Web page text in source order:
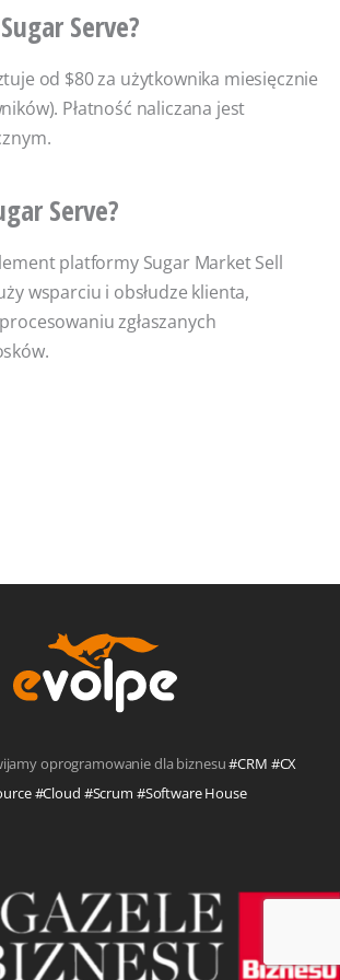
Serve?
od $80 za użytkownika miesięcznie
Płatność naliczana jest
Serve?
platformy Sugar Market Sell
wsparciu i obsłudze klienta,
zgłaszanych
oprogramowanie dla biznesu#CRM #CX
#Cloud #Scrum #Software House